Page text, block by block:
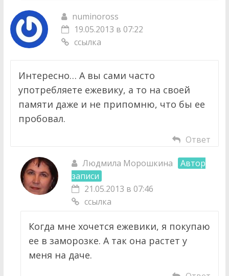
numinoross
19.05.2013 в 07:22
ссылка
Интересно… А вы сами часто
употребляете ежевику, а то на своей
памяти даже и не припомню, что бы ее
пробовал.
Ответ
Людмила Морошкина
Автор
записи
21.05.2013 в 07:46
ссылка
Когда мне хочется ежевики, я покупаю
ее в заморозке. А так она растет у
меня на даче.